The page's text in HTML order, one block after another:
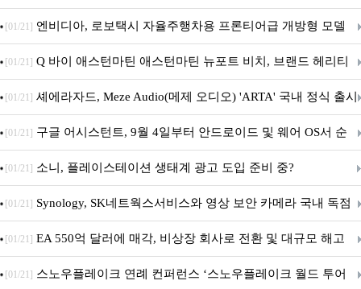
이트
[01/21] 엔비디아, 로보택시 자율주행차용 프론티어급 개방형 모델
‘알파마요 2 슈퍼’ 상업적 이용 가능
[01/21] Q 바이 애스턴마틴 애스턴마틴 뉴포트 비치, 브랜드 헤리티
지 담은 ‘헤리티지 에디션 컬렉션’ 공개
[01/21] 셰에라자드, Meze Audio(메제 오디오) 'ARTA' 국내 정식 출시
[01/21] 구글 어시스턴트, 9월 4일부터 안드로이드 및 웨어 OS서 순
차 서비스 종료
[01/21] 소니, 플레이스테이션 생태계 광고 도입 준비 중?
[01/21] Synology, SK네트웍스서비스와 영상 보안 카메라 국내 독점
판매 파트너십 체결
[01/21] EA 550억 달러에 매각, 비상장 회사로 전환 및 대규모 해고
전망
[01/21] 스노우플레이크 연례 컨퍼런스 ‘스노우플레이크 월드 투어